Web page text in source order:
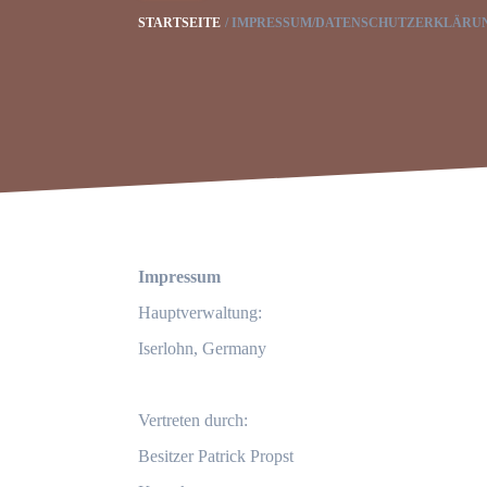
STARTSEITE IMPRESSUM/
Impressum
Hauptverwaltung:
Iserlohn, Germany
Vertreten durch:
Besitzer Patrick Propst